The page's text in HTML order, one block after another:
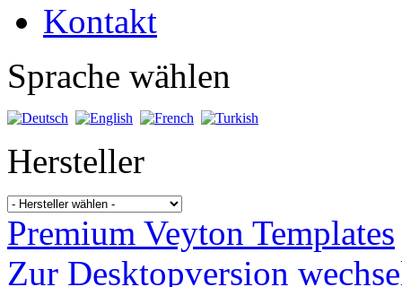
Kontakt
Sprache wählen
Hersteller
Premium Veyton Templates
Zur Desktopversion